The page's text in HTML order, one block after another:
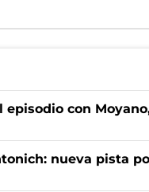
episodio con
nueva pista